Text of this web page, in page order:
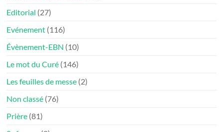
Editorial (27)
Evénement (116)
Évènement-EBN (10)
Le mot du Curé (146)
Les feuilles de messe (2)
Non classé (76)
Prière (81)